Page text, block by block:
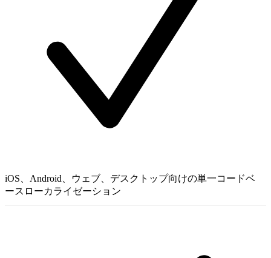
iOS、Android、ウェブ、デスクトップ向けの単一コードベ
ースローカライゼーション